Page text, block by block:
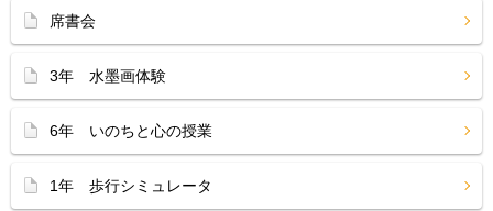
席書会
3年 水墨画体験
6年 いのちと心の授業
1年 歩行シミュレータ